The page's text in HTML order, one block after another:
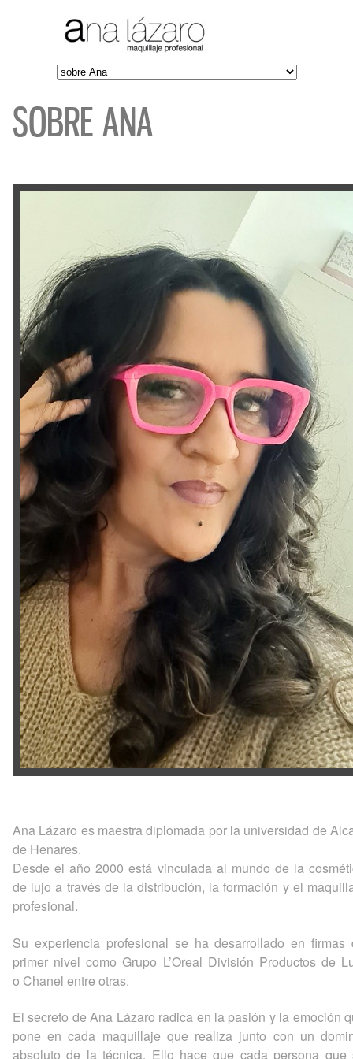
SOBRE ANA
Ana Lázaro es maestra diplomada por la universidad de
de Henares.
Desde el año 2000 está vinculada al mundo de la
de lujo a través de la distribución, la formación y el
profesional.
Su experiencia profesional se ha desarrollado en firmas
primer nivel como Grupo L’Oreal División Productos de
o Chanel entre otras.
El secreto de Ana Lázaro radica en la pasión y la emoción
pone en cada maquillaje que realiza junto con un
absoluto de la técnica. Ello hace que cada persona que